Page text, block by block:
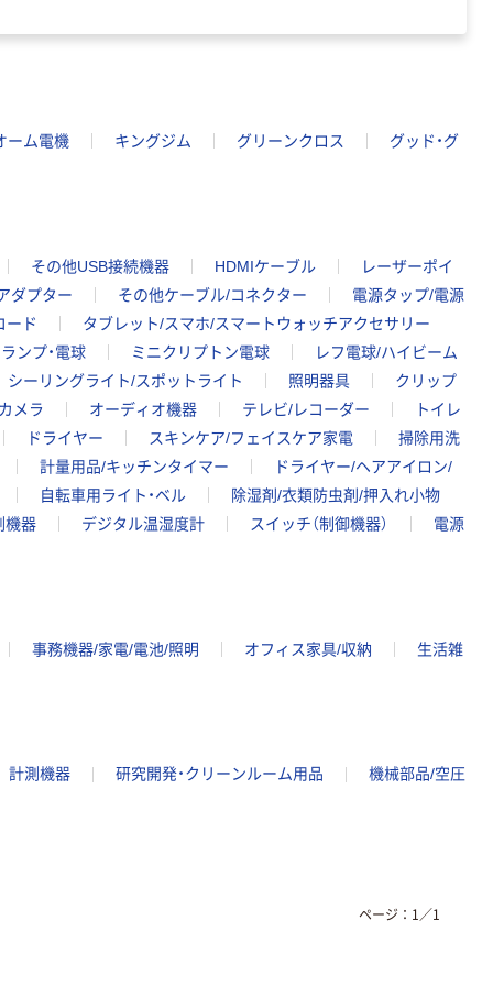
ーム電機 キングジム グリーンクロス
グッド・グ
その他USB接続機器 HDMIケーブル
レーザーポイ
ダプター その他ケーブル/コネクター
電源タップ/電源
ード
タブレット/スマホ/スマートウォッチアクセサリー
ンプ・電球 ミニクリプトン電球
レフ電球/ハイビーム
シーリングライト/スポットライト 照明器具
クリップ
メラ オーディオ機器 テレビ/レコーダー
トイレ
ドライヤー スキンケア/フェイスケア家電
掃除用洗
計量用品/キッチンタイマー
ドライヤー/ヘアアイロン/
自転車用ライト・ベル
除湿剤/衣類防虫剤/押入れ小物
機器 デジタル温湿度計 スイッチ（制御機器）
電源
事務機器/家電/電池/照明 オフィス家具/収納
生活雑
計測機器 研究開発・クリーンルーム用品
機械部品/空圧
ページ： 1／1